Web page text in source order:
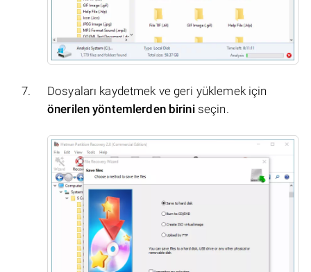
Dosyaları kaydetmek ve geri yüklemek için
önerilen yöntemlerden biriniseçin.